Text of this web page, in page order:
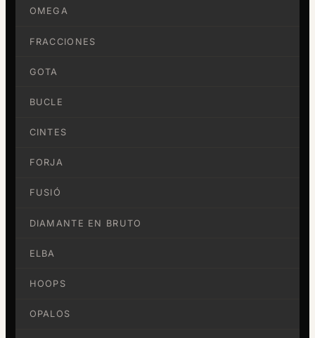
OMEGA
FRACCIONES
GOTA
BUCLE
CINTES
FORJA
FUSIÓ
DIAMANTE EN BRUTO
ELBA
HOOPS
OPALOS